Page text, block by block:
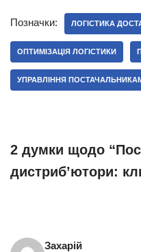
Позначки: ЛОГІСТИКА
ОПТИМІЗАЦІЯ ЛОГІСТИКИ
УПРАВЛІННЯ
2 думки щодо
дистриб’ютори:
Захарій